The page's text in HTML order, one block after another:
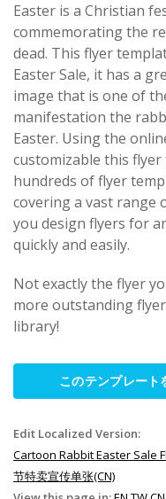
Easter is a Christian
commemorating the
dead. This flyer
Easter Sale, it has a
image that is one of
manifestation the
Easter. Using the
customizable this
hundreds of flyer
covering a vast range
you design flyers for
quickly and easily.
Not exactly the flyer
more outstanding
library!
このテンプレート
Edit Localized Version:
Cartoon Rabbit Easter Sale
节特卖宣传单张(CN)